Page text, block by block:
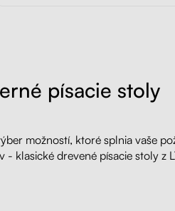
písacie stoly
možností, ktoré splnia vaše
klasické drevené písacie stoly z